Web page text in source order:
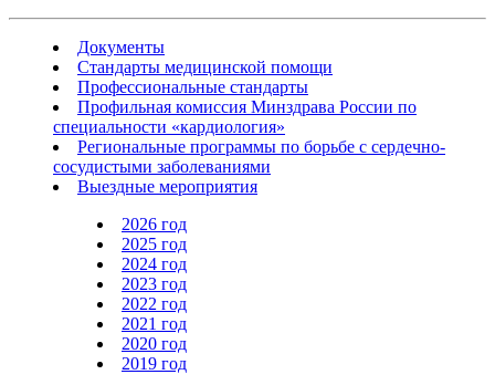
Документы
Стандарты медицинской помощи
Профессиональные стандарты
Профильная комиссия Минздрава России по
специальности «кардиология»
Региональные программы по борьбе с сердечно-
сосудистыми заболеваниями
Выездные мероприятия
2026 год
2025 год
2024 год
2023 год
2022 год
2021 год
2020 год
2019 год